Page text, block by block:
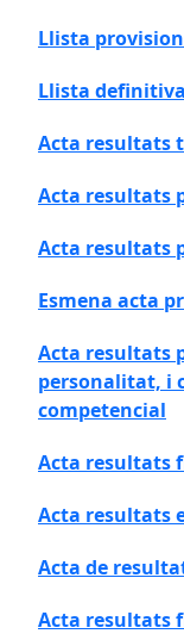
Llista
Llista
Acta resultats
Acta resultats
Acta resultats
Esmena acta
Acta resultats
personalitat, i
competencial
Acta resultats
Acta resultats
Acta de
Acta resultats